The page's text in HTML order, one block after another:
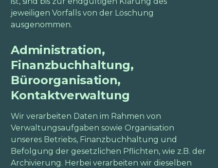
jeweiligen Vorfalls von der Löschung
ausgenommen.
Administration,
Finanzbuchhaltung,
Büroorganisation,
Kontaktverwaltung
Wir verarbeiten Daten im Rahmen von
Verwaltungsaufgaben sowie Organisation
unseres Betriebs, Finanzbuchhaltung und
Befolgung der gesetzlichen Pflichten, wie z.B. der
Archivierung. Herbei verarbeiten wir dieselben